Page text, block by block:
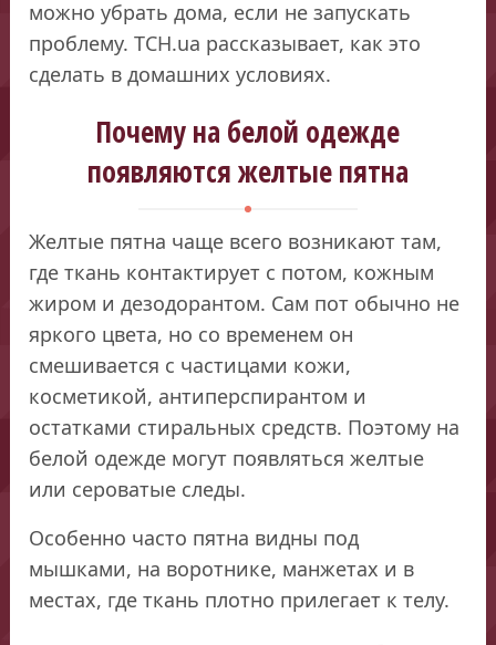
можно убрать дома, если не запускать
проблему. ТСН.ua рассказывает, как это
сделать в домашних условиях.
Почему на белой одежде
появляются желтые пятна
Желтые пятна чаще всего возникают там,
где ткань контактирует с потом, кожным
жиром и дезодорантом. Сам пот обычно не
яркого цвета, но со временем он
смешивается с частицами кожи,
косметикой, антиперспирантом и
остатками стиральных средств. Поэтому на
белой одежде могут появляться желтые
или сероватые следы.
Особенно часто пятна видны под
мышками, на воротнике, манжетах и в
местах, где ткань плотно прилегает к телу.